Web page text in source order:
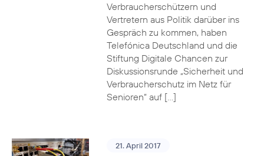
Verbraucherschützern und
Vertretern aus Politik darüber ins
Gespräch zu kommen, haben
Telefónica Deutschland und die
Stiftung Digitale Chancen zur
Diskussionsrunde „Sicherheit und
Verbraucherschutz im Netz für
Senioren“ auf […]
21. April 2017